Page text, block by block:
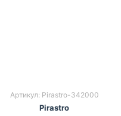
Артикул: Pirastro-342000
Pirastro